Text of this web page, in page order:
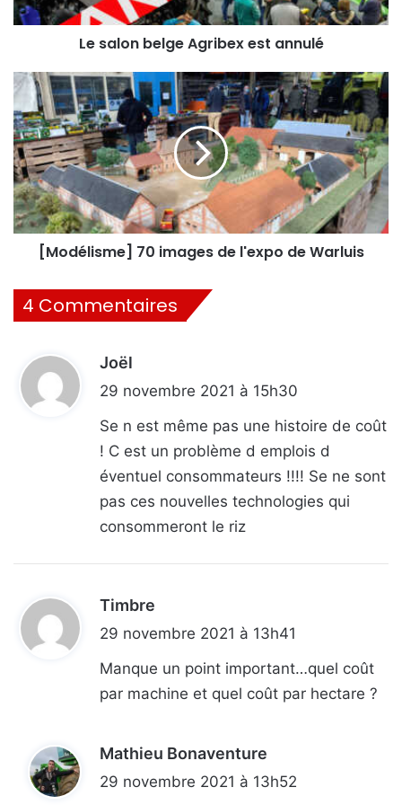
Le salon belge Agribex est annulé
[Modélisme]
70
images
de
l'expo
de
Warluis
[Modélisme] 70 images de l'expo de Warluis
4 Commentaires
Joël
i
:
29 novembre 2021 à 15h30
Se n est même pas une histoire de coût
! C est un problème d emplois d
éventuel consommateurs !!!! Se ne sont
pas ces nouvelles technologies qui
consommeront le riz
Timbre
i
29 novembre 2021 à 13h41
Manque un point important…quel coût
par machine et quel coût par hectare ?
Mathieu Bonaventure
i
29 novembre 2021 à 13h52